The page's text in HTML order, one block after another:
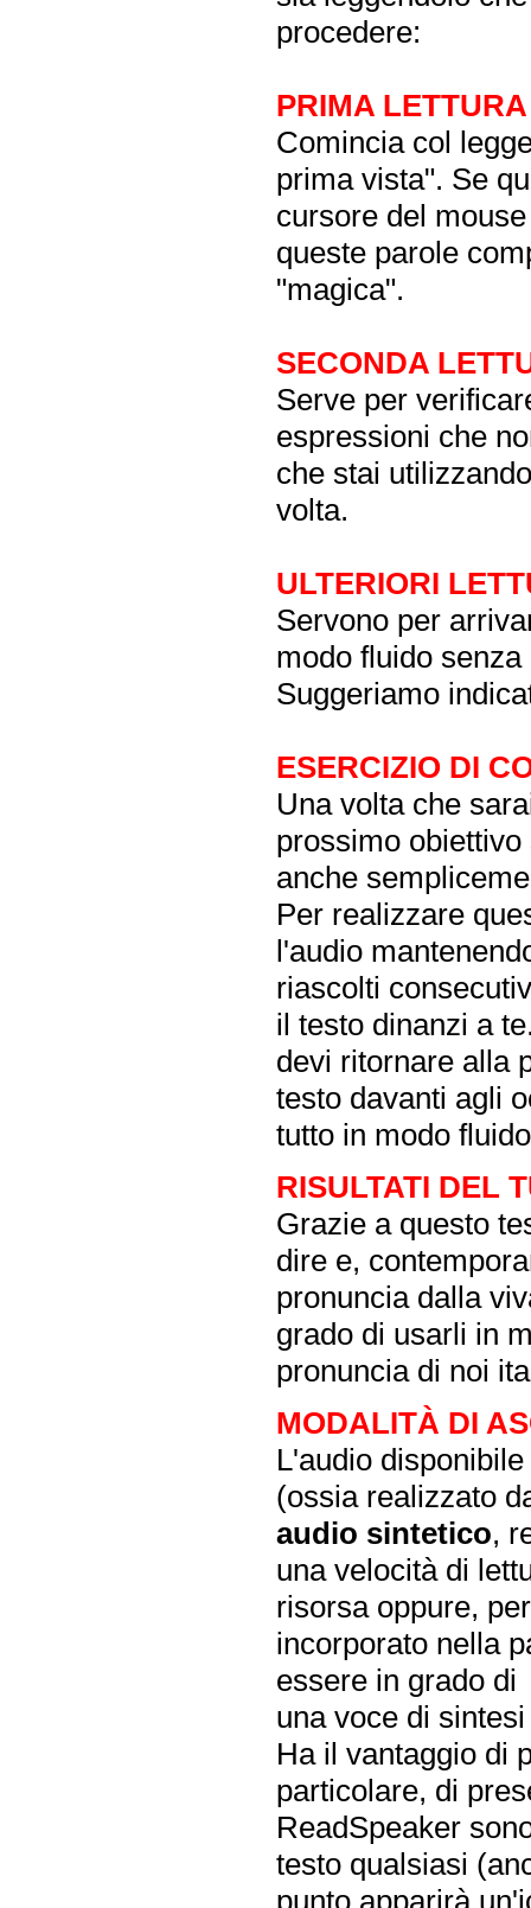
procedere:
PRIMA LETTURA
Comincia col
prima vista". Se
cursore del
queste parole
"magica".
SECONDA
Serve per
espressioni che
che stai
volta.
ULTERIORI
Servono per
modo fluido
Suggeriamo
ESERCIZIO DI
Una volta che
prossimo
anche
Per realizzare
l'audio
riascolti
il testo dinanzi a
devi ritornare alla
testo davanti agli
tutto in modo
RISULTATI DEL
Grazie a questo
dire e,
pronuncia dalla
grado di usarli in
pronuncia di noi
MODALITÀ DI
L'audio
(ossia realizzato
audio sintetico,
una velocità di
risorsa oppure,
incorporato nella
essere in grado
una voce di
Ha il vantaggio di
particolare, di
ReadSpeaker
testo qualsiasi